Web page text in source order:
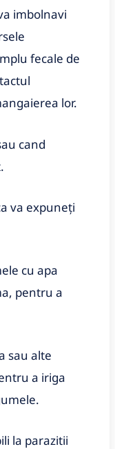
imbolnavi
fecale de
lor.
cand
va expuneți
cu apa
pentru a
sau alte
a iriga
la parazitii